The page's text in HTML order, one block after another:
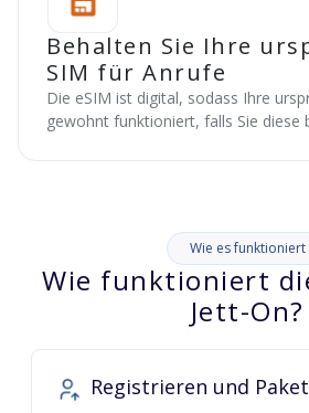
Behalten Sie Ihre
SIM für Anrufe
Die eSIM ist digital, sodass Ihre
gewohnt funktioniert, falls Sie diese
Wie es funktioniert
Wie funktioniert
Jett-On?
Registrieren und